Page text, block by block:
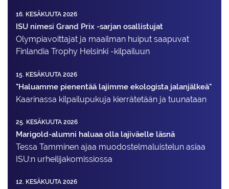
16. KESÄKUUTA 2026
ISU nimesi Grand Prix -sarjan osallistujat
Olympiavoittajat ja maailman huiput saapuvat
Finlandia Trophy Helsinki -kilpailuun
15. KESÄKUUTA 2026
"Haluamme pienentää lajimme ekologista jalanjälkeä"
Kaarinassa kilpailupukuja kierrätetään ja tuunataan
25. KESÄKUUTA 2026
Marigold-alumni haluaa olla lajiväelle läsnä
Tessa Tamminen ajaa muodostelma­luistelun asiaa
ISU:n urheilija­komissiossa
12. KESÄKUUTA 2026